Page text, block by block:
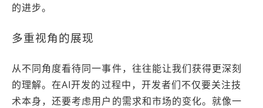
的进步。
多重视角的展现
从不同角度看待同一事件，往往能让我们获得更深刻
的理解。在AI开发的过程中，开发者们不仅要关注技
术本身，还要考虑用户的需求和市场的变化。就像一